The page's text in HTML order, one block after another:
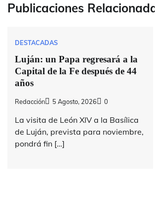
Publicaciones
DESTACADAS
Luján: un Papa regresará a la
Capital de la Fe después de 44
años
Redacción 5 Agosto, 2026 0
La visita de León XIV a la Basílica
de Luján, prevista para noviembre,
pondrá fin […]